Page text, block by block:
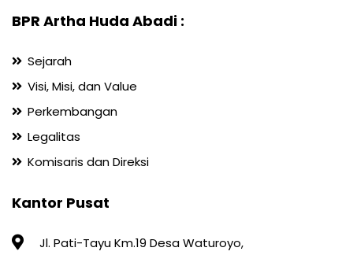
BPR Artha Huda Abadi :
Sejarah
Visi, Misi, dan Value
Perkembangan
Legalitas
Komisaris dan Direksi
Kantor Pusat
Jl. Pati-Tayu Km.19 Desa Waturoyo,